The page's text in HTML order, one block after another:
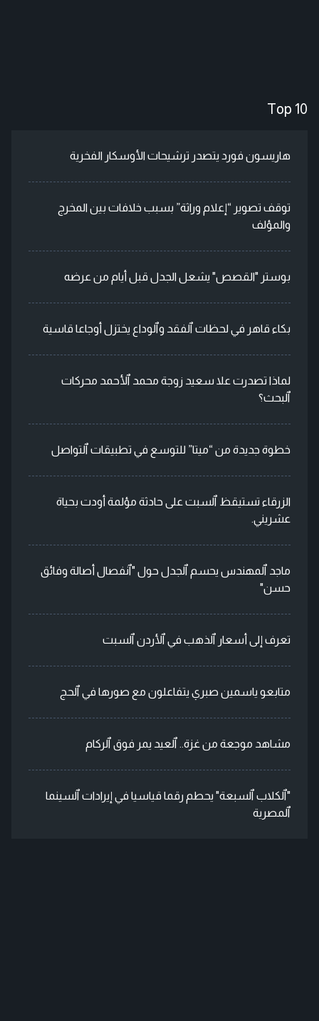
Top 10
هاريسون فورد يتصدر ترشيحات الأوسكار الفخرية
توقف تصوير “إعلام وراثة” بسبب خلافات بين المخرج
والمؤلف
بوستر "القصص" يشعل الجدل قبل أيام من عرضه
بكاء قاهر في لحظات ٱلفقد وٱلوداع يختزل أوجاعا قاسية
لماذا تصدرت علا سعيد زوجة محمد ٱلأحمد محركات
ٱلبحث؟
خطوة جديدة من “ميتا” للتوسع في تطبيقات ٱلتواصل
الزرقاء تستيقظ ٱلسبت على حادثة مؤلمة أودت بحياة
عشريني.
ماجد ٱلمهندس يحسم ٱلجدل حول "ٱنفصال أصالة وفائق
حسن"
تعرف إلى أسعار ٱلذهب في ٱلأردن ٱلسبت
متابعو ياسمين صبري يتفاعلون مع صورها في ٱلحج
مشاهد موجعة من غزة.. ٱلعيد يمر فوق ٱلركام
"ٱلكلاب ٱلسبعة" يحطم رقما قياسيا في إيرادات ٱلسينما
ٱلمصرية